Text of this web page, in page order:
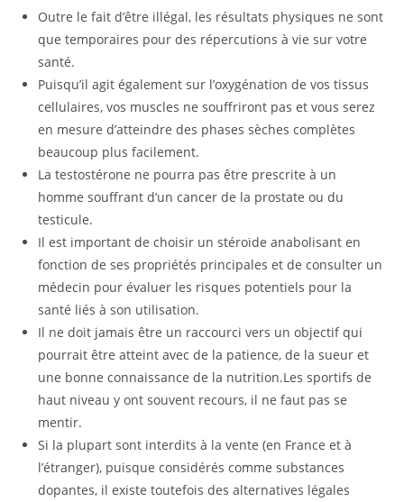
Outre le fait d’être illégal, les résultats physiques ne sont
que temporaires pour des répercutions à vie sur votre
santé.
Puisqu’il agit également sur l’oxygénation de vos tissus
cellulaires, vos muscles ne souffriront pas et vous serez
en mesure d’atteindre des phases sèches complètes
beaucoup plus facilement.
La testostérone ne pourra pas être prescrite à un
homme souffrant d’un cancer de la prostate ou du
testicule.
Il est important de choisir un stéroïde anabolisant en
fonction de ses propriétés principales et de consulter un
médecin pour évaluer les risques potentiels pour la
santé liés à son utilisation.
Il ne doit jamais être un raccourci vers un objectif qui
pourrait être atteint avec de la patience, de la sueur et
une bonne connaissance de la nutrition.Les sportifs de
haut niveau y ont souvent recours, il ne faut pas se
mentir.
Si la plupart sont interdits à la vente (en France et à
l’étranger), puisque considérés comme substances
dopantes, il existe toutefois des alternatives légales